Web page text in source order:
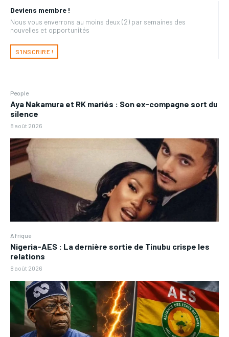
Deviens membre !
Nous vous enverrons au moins deux (2) par semaines des
nouvelles et opportunités
S'INSCRIRE !
People
Aya Nakamura et RK mariés : Son ex-compagne sort du
silence
8 août 2026
Afrique
Nigeria-AES : La dernière sortie de Tinubu crispe les
relations
8 août 2026